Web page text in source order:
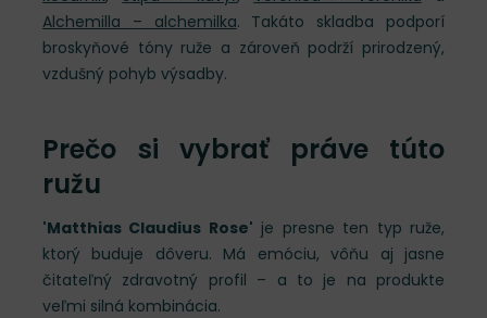
Alchemilla – alchemilka. Takáto skladba podporí
broskyňové tóny ruže a zároveň podrží prirodzený,
vzdušný pohyb výsadby.
Prečo si vybrať práve túto
ružu
'Matthias Claudius Rose' je presne ten typ ruže,
ktorý buduje dôveru. Má emóciu, vôňu aj jasne
čitateľný zdravotný profil – a to je na produkte
veľmi silná kombinácia.